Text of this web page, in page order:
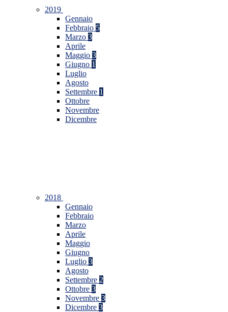
2019
Gennaio
Febbraio 5
Marzo 3
Aprile
Maggio 3
Giugno 1
Luglio
Agosto
Settembre 1
Ottobre
Novembre
Dicembre
2018
Gennaio
Febbraio
Marzo
Aprile
Maggio
Giugno
Luglio 3
Agosto
Settembre 2
Ottobre 3
Novembre 3
Dicembre 3